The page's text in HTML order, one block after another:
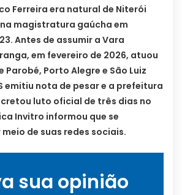
Ferreira era natural de Niterói
na magistratura gaúcha em
Antes de assumir a Vara
em fevereiro de 2026, atuou
Parobé, Porto Alegre e São Luiz
emitiu nota de pesar e a prefeitura
luto oficial de três dias no
Invitro informou que se
de suas redes sociais.
sua opinião